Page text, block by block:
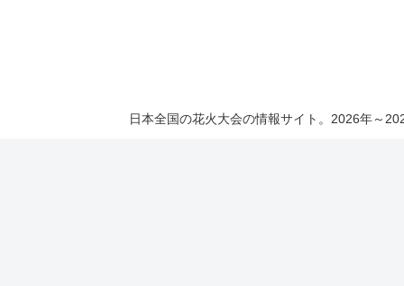
日本全国の花火大会の情報サイト。2026年～